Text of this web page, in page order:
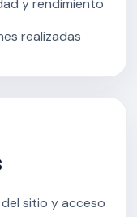
y rendimiento
realizadas
sitio y acceso